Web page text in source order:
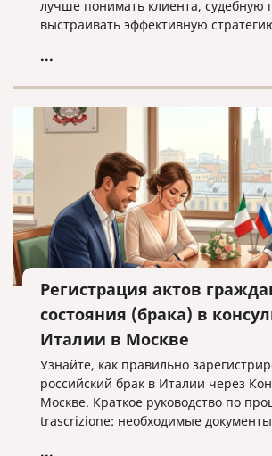
лучше понимать клиента, судебную
выстраивать эффективную
...
Регистрация актов
состояния (брака) в
Италии в Москве
Узнайте, как правильно
российский брак в Италии через
Москве. Краткое руководство по
trascrizione: необходимые
...